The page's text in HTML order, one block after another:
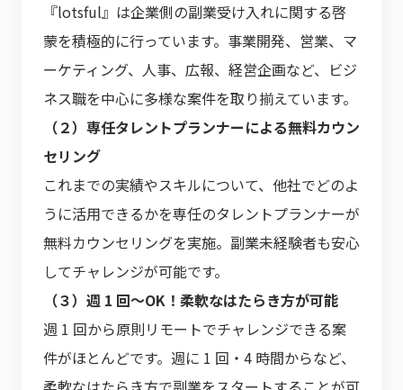
『lotsful』は企業側の副業受け入れに関する啓
蒙を積極的に行っています。事業開発、営業、マ
ーケティング、人事、広報、経営企画など、ビジ
ネス職を中心に多様な案件を取り揃えています。
（２）専任タレントプランナーによる無料カウン
セリング
これまでの実績やスキルについて、他社でどのよ
うに活用できるかを専任のタレントプランナーが
無料カウンセリングを実施。副業未経験者も安心
してチャレンジが可能です。
（３）週 1 回〜OK！柔軟なはたらき方が可能
週 1 回から原則リモートでチャレンジできる案
件がほとんどです。週に 1 回・4 時間からなど、